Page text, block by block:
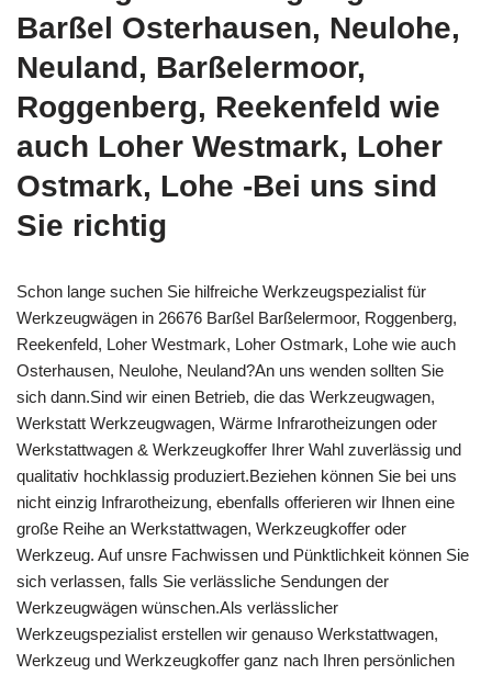
Barßel Osterhausen, Neulohe,
Neuland, Barßelermoor,
Roggenberg, Reekenfeld wie
auch Loher Westmark, Loher
Ostmark, Lohe -Bei uns sind
Sie richtig
Schon lange suchen Sie hilfreiche Werkzeugspezialist für
Werkzeugwägen in 26676 Barßel Barßelermoor, Roggenberg,
Reekenfeld, Loher Westmark, Loher Ostmark, Lohe wie auch
Osterhausen, Neulohe, Neuland?An uns wenden sollten Sie
sich dann.Sind wir einen Betrieb, die das Werkzeugwagen,
Werkstatt Werkzeugwagen, Wärme Infrarotheizungen oder
Werkstattwagen & Werkzeugkoffer Ihrer Wahl zuverlässig und
qualitativ hochklassig produziert.Beziehen können Sie bei uns
nicht einzig Infrarotheizung, ebenfalls offerieren wir Ihnen eine
große Reihe an Werkstattwagen, Werkzeugkoffer oder
Werkzeug. Auf unsre Fachwissen und Pünktlichkeit können Sie
sich verlassen, falls Sie verlässliche Sendungen der
Werkzeugwägen wünschen.Als verlässlicher
Werkzeugspezialist erstellen wir genauso Werkstattwagen,
Werkzeug und Werkzeugkoffer ganz nach Ihren persönlichen